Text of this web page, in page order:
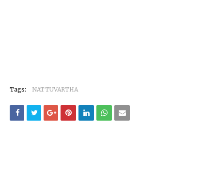
Tags: NATTUVARTHA